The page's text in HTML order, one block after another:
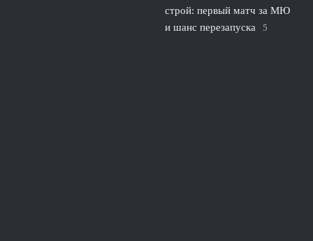
строй: первый матч за МЮ
и шанс перезапуска
5